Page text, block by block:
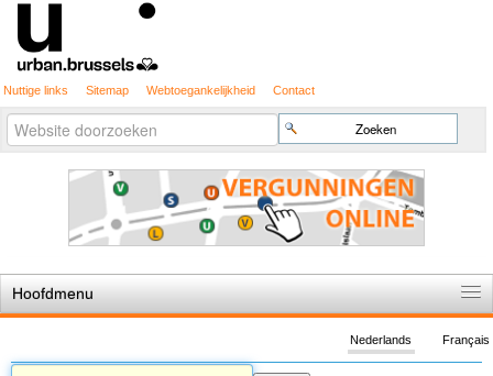
Nuttige links Sitemap Webtoegankelijkheid Contact
Zoek
Geavanceerd
zoeken...
Hoofdmenu
De spelregels
Français
Nederlands